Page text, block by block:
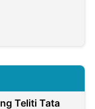
Teliti Tata